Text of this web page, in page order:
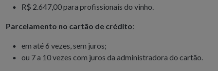
R$ 2.647,00 para profissionais do vinho.
Parcelamento no cartão de crédito:
em até 6 vezes, sem juros;
ou 7 a 10 vezes com juros da administradora do cartão.